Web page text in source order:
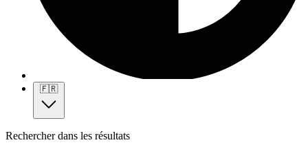
🇫🇷
Rechercher dans les résultats